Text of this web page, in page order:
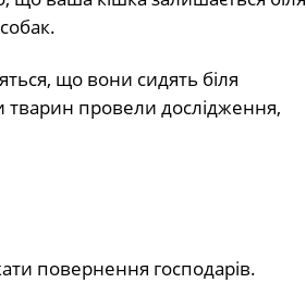
що вони сидять біля
тварин провели дослідження,
повернення господарів.